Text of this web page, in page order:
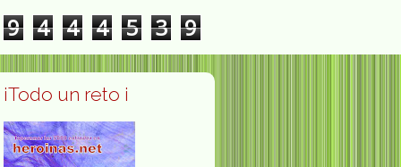
9 4 4 4 5 3 9
¡Todo un reto ¡